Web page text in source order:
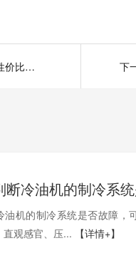
小型造粒模头升温慢？电加热炉性价比直接拉满 下
油机的制冷系统是否故障，
直观感官、压...
【详情+】